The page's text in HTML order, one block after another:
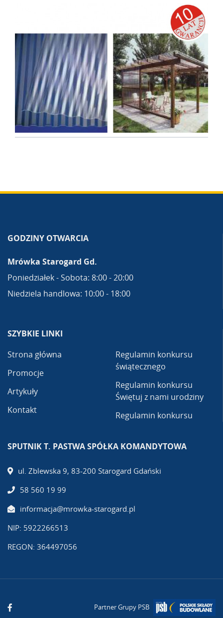
GODZINY OTWARCIA
Mrówka Starogard Gd.
Poniedziałek - Sobota: 8:00 - 20:00
Niedziela handlowa: 10:00 - 18:00
SZYBKIE LINKI
Strona główna
Promocje
Artykuły
Kontakt
Regulamin konkursu
świątecznego
Regulamin konkursu
Świętuj z nami urodziny
Regulamin konkursu
SPUTNIK T. PASTWA SPÓŁKA KOMANDYTOWA
ul. Zblewska 9, 83-200 Starogard Gdański
58 560 19 99
informacja@mrowka-starogard.pl
NIP: 5922266513
REGON: 364497056
Partner Grupy PSB